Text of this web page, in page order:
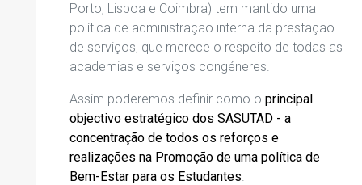
Porto, Lisboa e Coimbra) tem mantido uma
política de administração interna da prestação
de serviços, que merece o respeito de todas as
academias e serviços congéneres.
Assim poderemos definir como o principal
objectivo estratégico dos SASUTAD - a
concentração de todos os reforços e
realizações na Promoção de uma política de
Bem-Estar para os Estudantes.